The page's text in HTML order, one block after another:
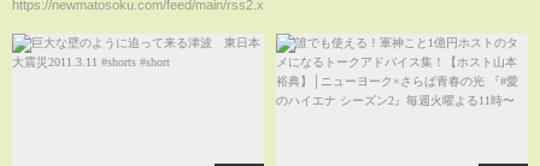
果･････
https://newmatosoku.com/feed/main/rss2.xml...